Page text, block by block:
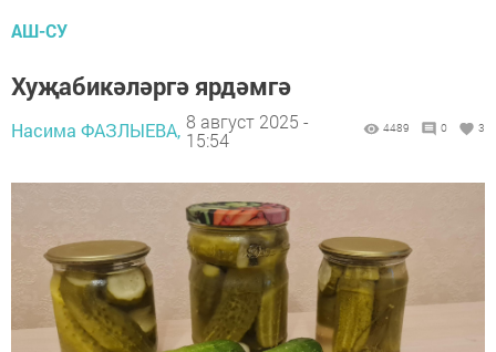
АШ-СУ
Хуҗабикәләргә ярдәмгә
Насима ФАЗЛЫЕВА, 8 август 2025 -
15:54
4489 0 3